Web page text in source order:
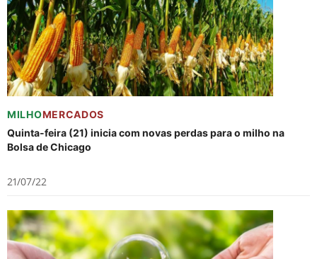
MILHOMERCADOS
Quinta-feira (21) inicia com novas perdas para o milho na
Bolsa de Chicago
21/07/22